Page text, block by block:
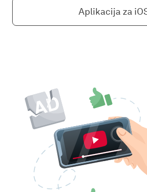
Aplikacija za